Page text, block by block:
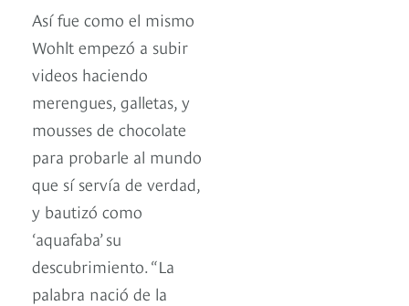
Así fue como el mismo
Wohlt empezó a subir
videos haciendo
merengues, galletas, y
mousses de chocolate
para probarle al mundo
que sí servía de verdad,
y bautizó como
‘aquafaba’ su
descubrimiento. “La
palabra nació de la